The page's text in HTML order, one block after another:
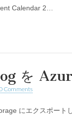
Calendar 2…
を
Comments
にエクスポート